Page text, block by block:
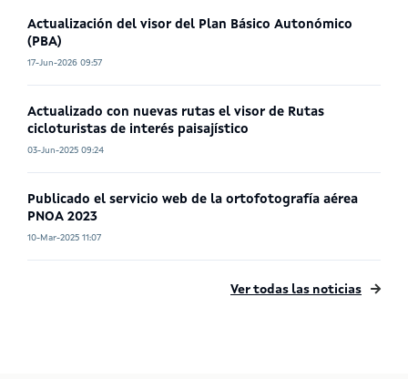
Actualización del visor del Plan Básico Autonómico
(PBA)
17-Jun-2026 09:57
Actualizado con nuevas rutas el visor de Rutas
cicloturistas de interés paisajístico
03-Jun-2025 09:24
Publicado el servicio web de la ortofotografía aérea
PNOA 2023
10-Mar-2025 11:07
Ver todas las noticias